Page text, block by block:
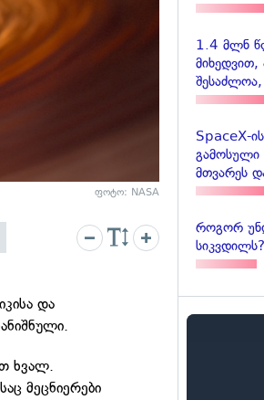
ფოტო: NASA
და
ხვალ.
მეცნიერები
1.4 მლნ
მიხედვით,
SpaceX-
გამოსული
მთვარეს
როგორ